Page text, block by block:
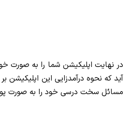
در نهایت اپلیکیشن شما را به صورت
مسائل سخت درسی خود را به صورت